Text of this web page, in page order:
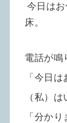
今日は
床。
電話が鳴
「今日
（私）
「分か